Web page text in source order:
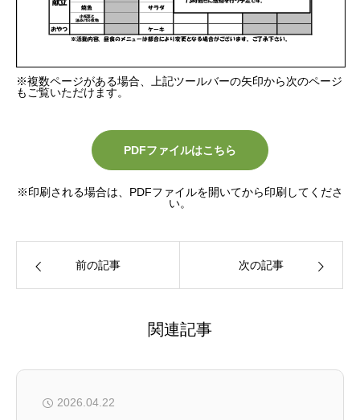
※複数ページがある場合、上記ツールバーの矢印から次のページ
もご覧いただけます。
PDFファイルはこちら
※印刷される場合は、PDFファイルを開いてから印刷してくださ
い。
前の記事 次の記事
関連記事
2026.04.22